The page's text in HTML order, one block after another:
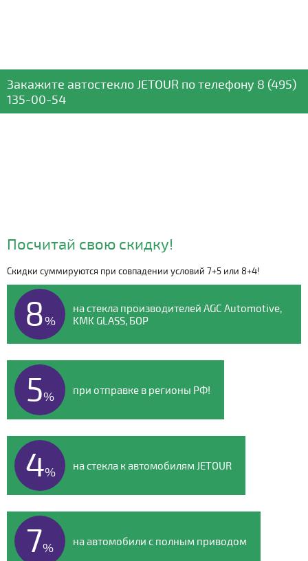
Закажите автостекло JETOUR по телефону 8 (495)
135-00-54
Видео о компании
Посчитай свою скидку!
Скидки суммируются при совпадении условий 7+5 или 8+4!
8%
на стекла производителей AGC Automotive,
KMK GLASS, БОР
5% при отправке в регионы РФ!
4% на стекла к автомобилям JETOUR
7% на автомобили с полным приводом